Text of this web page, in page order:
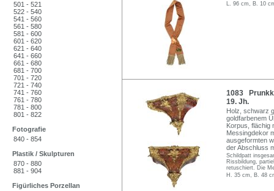
501 - 521
522 - 540
541 - 560
561 - 580
581 - 600
601 - 620
621 - 640
641 - 660
661 - 680
681 - 700
701 - 720
721 - 740
741 - 760
761 - 780
781 - 800
801 - 822
Fotografie
840 - 854
Plastik / Skulpturen
870 - 880
881 - 904
Figürliches Porzellan
L. 96 cm, B. 10
1083
19. Jh.
Holz, schwarz
goldfarbenem
Korpus, flächig
Messingdekor
ausgeformten
der Abschluss
Schildpatt
Rissbildung,
retuschiert. Die
H. 35 cm, B. 48